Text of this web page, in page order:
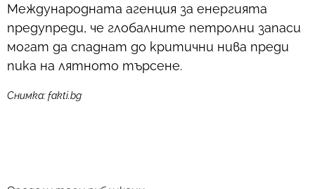
Международната агенция за енергията
предупреди, че глобалните петролни запаси
могат да спаднат до критични нива преди
пика на лятното търсене.
Снимка: fakti.bg